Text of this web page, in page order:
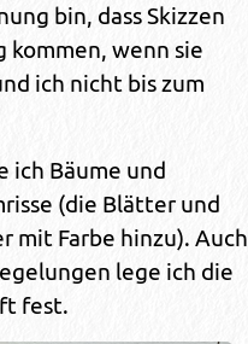
bin, dass Skizzen
kommen, wenn sie
ich nicht bis zum
ich Bäume und
(die Blätter und
mit Farbe hinzu). Auch
lege ich die
fest.